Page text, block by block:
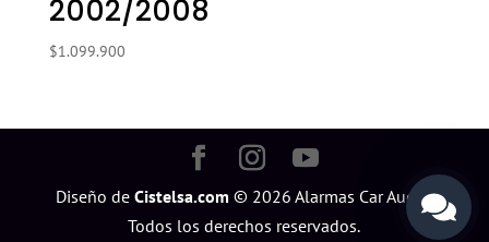
2002/2008
$1.099.900
Diseño de Cistelsa.com © 2026 Alarmas Car Audio.
Todos los derechos reservados.